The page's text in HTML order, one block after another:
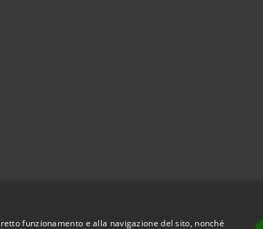
funzionamento e alla navigazione del sito, nonché